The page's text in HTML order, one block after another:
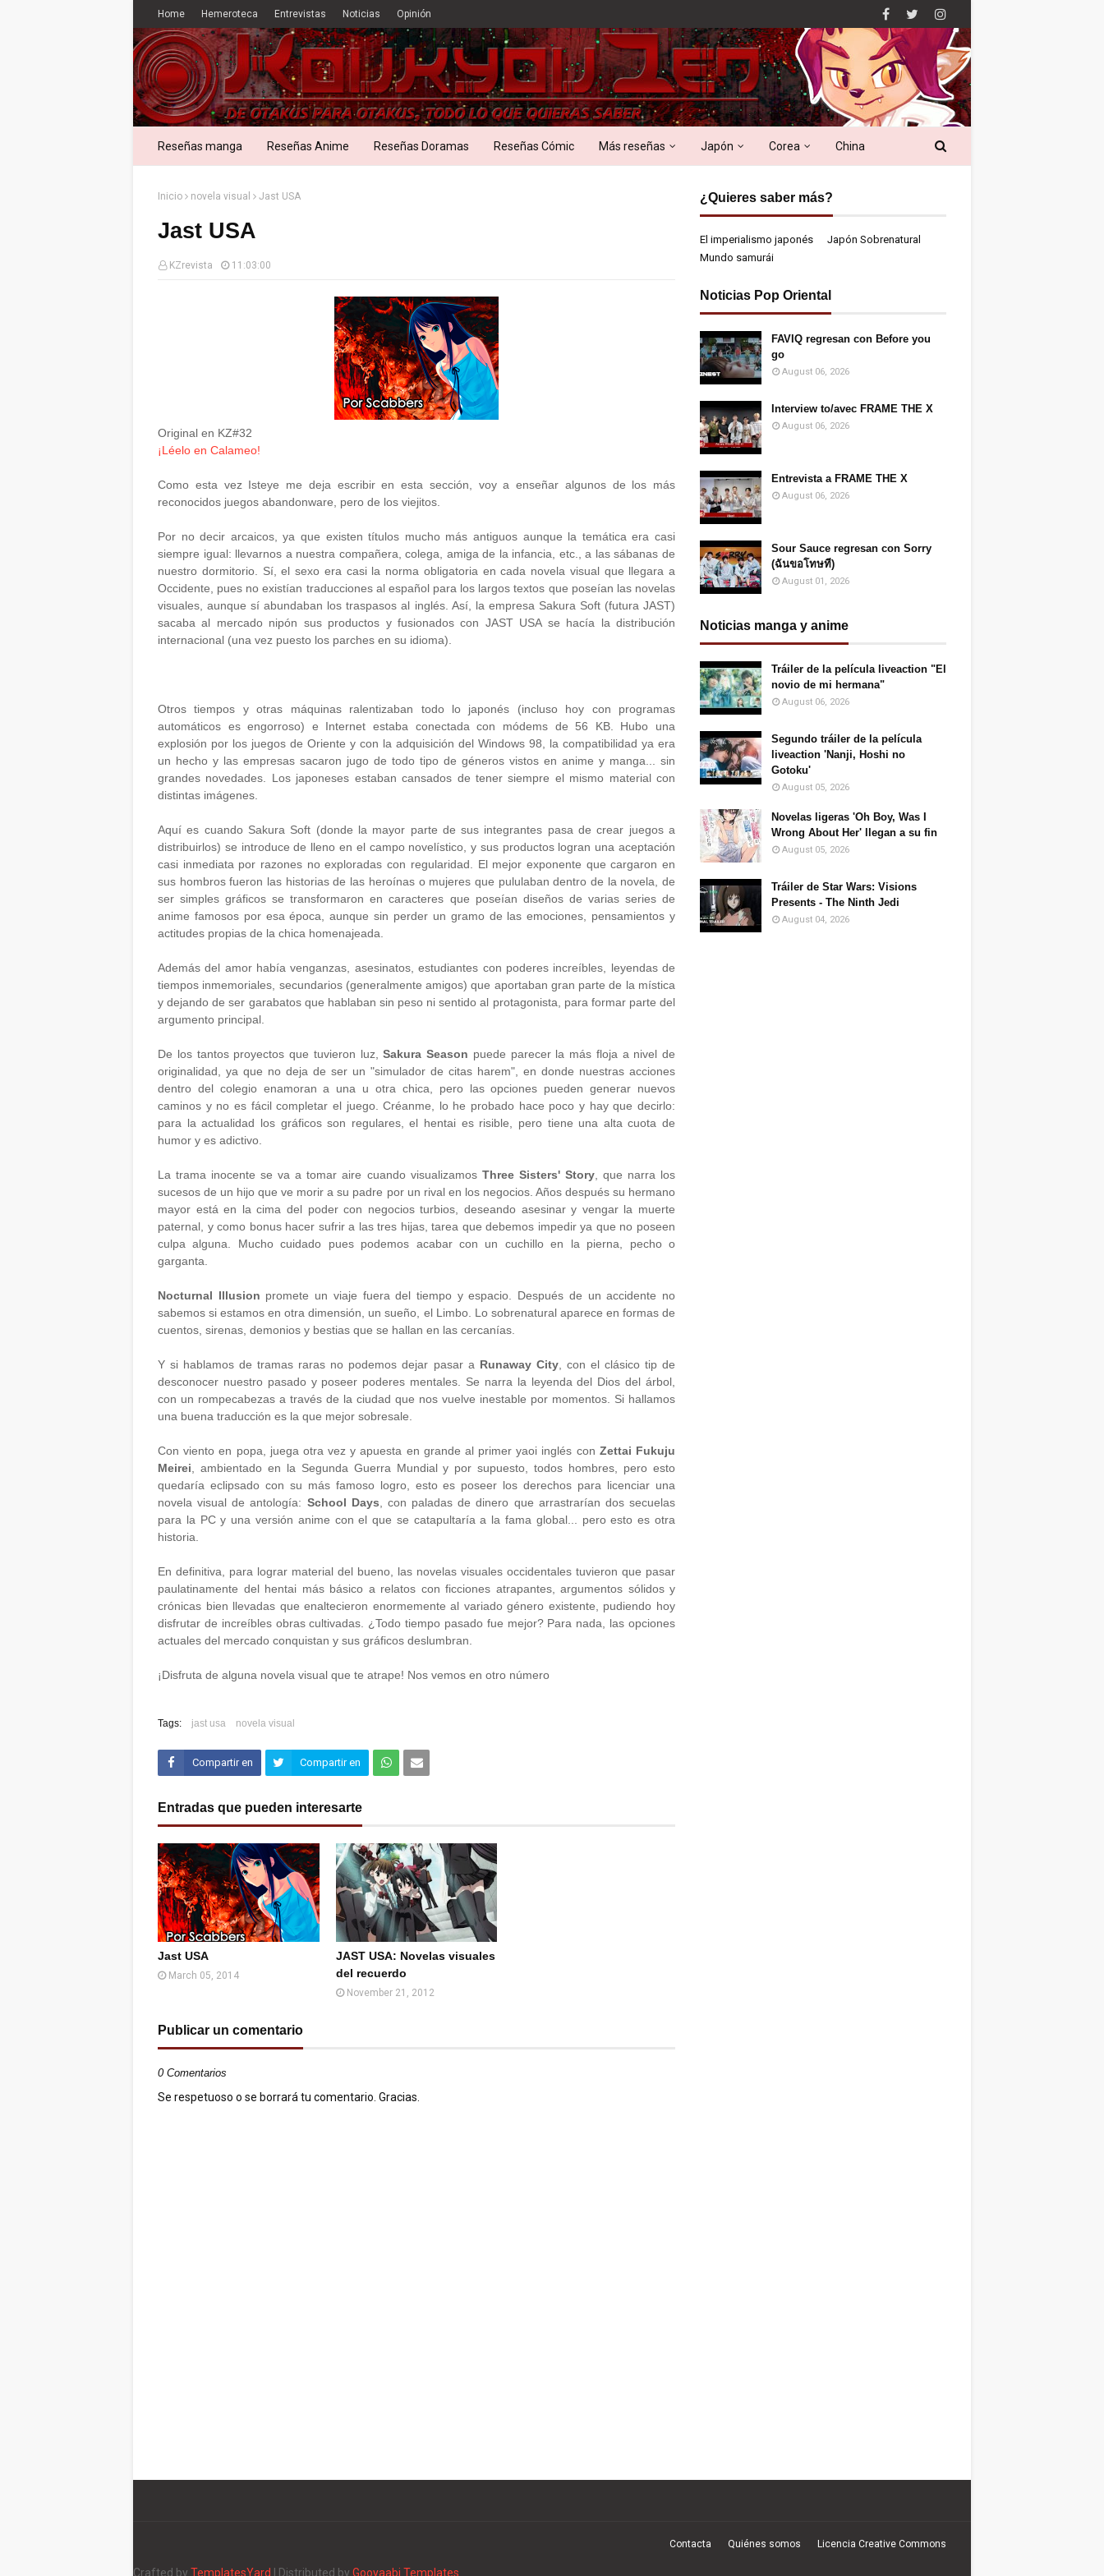
Home Hemeroteca Entrevistas Noticias Opinión
Reseñas manga Reseñas Anime Reseñas Doramas Reseñas Cómic Más reseñas Japón Corea China
Inicio novela visual Jast USA
Jast USA
KZrevista 11:03:00
Original en KZ#32
¡Léelo en Calameo!
Como esta vez Isteye me deja escribir en esta sección, voy a enseñar algunos de los más
reconocidos juegos abandonware, pero de los viejitos.
Por no decir arcaicos, ya que existen títulos mucho más antiguos aunque la temática era casi
siempre igual: llevarnos a nuestra compañera, colega, amiga de la infancia, etc., a las sábanas de
nuestro dormitorio. Sí, el sexo era casi la norma obligatoria en cada novela visual que llegara a
Occidente, pues no existían traducciones al español para los largos textos que poseían las novelas
visuales, aunque sí abundaban los traspasos al inglés. Así, la empresa Sakura Soft (futura JAST)
sacaba al mercado nipón sus productos y fusionados con JAST USA se hacía la distribución
internacional (una vez puesto los parches en su idioma).
Otros tiempos y otras máquinas ralentizaban todo lo japonés (incluso hoy con programas
automáticos es engorroso) e Internet estaba conectada con módems de 56 KB. Hubo una
explosión por los juegos de Oriente y con la adquisición del Windows 98, la compatibilidad ya era
un hecho y las empresas sacaron jugo de todo tipo de géneros vistos en anime y manga... sin
grandes novedades. Los japoneses estaban cansados de tener siempre el mismo material con
distintas imágenes.
Aquí es cuando Sakura Soft (donde la mayor parte de sus integrantes pasa de crear juegos a
distribuirlos) se introduce de lleno en el campo novelístico, y sus productos logran una aceptación
casi inmediata por razones no exploradas con regularidad. El mejor exponente que cargaron en
sus hombros fueron las historias de las heroínas o mujeres que pululaban dentro de la novela, de
ser simples gráficos se transformaron en caracteres que poseían diseños de varias series de
anime famosos por esa época, aunque sin perder un gramo de las emociones, pensamientos y
actitudes propias de la chica homenajeada.
Además del amor había venganzas, asesinatos, estudiantes con poderes increíbles, leyendas de
tiempos inmemoriales, secundarios (generalmente amigos) que aportaban gran parte de la mística
y dejando de ser garabatos que hablaban sin peso ni sentido al protagonista, para formar parte del
argumento principal.
De los tantos proyectos que tuvieron luz,Sakura Season puede parecer la más floja a nivel de
originalidad, ya que no deja de ser un "simulador de citas harem", en donde nuestras acciones
dentro del colegio enamoran a una u otra chica, pero las opciones pueden generar nuevos
caminos y no es fácil completar el juego. Créanme, lo he probado hace poco y hay que decirlo:
para la actualidad los gráficos son regulares, el hentai es risible, pero tiene una alta cuota de
humor y es adictivo.
La trama inocente se va a tomar aire cuando visualizamos Three Sisters' Story, que narra los
sucesos de un hijo que ve morir a su padre por un rival en los negocios. Años después su hermano
mayor está en la cima del poder con negocios turbios, deseando asesinar y vengar la muerte
paternal, y como bonus hacer sufrir a las tres hijas, tarea que debemos impedir ya que no poseen
culpa alguna. Mucho cuidado pues podemos acabar con un cuchillo en la pierna, pecho o
garganta.
Nocturnal Illusion promete un viaje fuera del tiempo y espacio. Después de un accidente no
sabemos si estamos en otra dimensión, un sueño, el Limbo. Lo sobrenatural aparece en formas de
cuentos, sirenas, demonios y bestias que se hallan en las cercanías.
Y si hablamos de tramas raras no podemos dejar pasar a Runaway City, con el clásico tip de
desconocer nuestro pasado y poseer poderes mentales. Se narra la leyenda del Dios del árbol,
con un rompecabezas a través de la ciudad que nos vuelve inestable por momentos. Si hallamos
una buena traducción es la que mejor sobresale.
Con viento en popa, juega otra vez y apuesta en grande al primer yaoi inglés con Zettai Fukuju
Meirei , ambientado en la Segunda Guerra Mundial y por supuesto, todos hombres, pero esto
quedaría eclipsado con su más famoso logro, esto es poseer los derechos para licenciar una
novela visual de antología: School Days , con paladas de dinero que arrastrarían dos secuelas
para la PC y una versión anime con el que se catapultaría a la fama global... pero esto es otra
historia.
En definitiva, para lograr material del bueno, las novelas visuales occidentales tuvieron que pasar
paulatinamente del hentai más básico a relatos con ficciones atrapantes, argumentos sólidos y
crónicas bien llevadas que enaltecieron enormemente al variado género existente, pudiendo hoy
disfrutar de increíbles obras cultivadas. ¿Todo tiempo pasado fue mejor? Para nada, las opciones
actuales del mercado conquistan y sus gráficos deslumbran.
¡Disfruta de alguna novela visual que te atrape! Nos vemos en otro número
Tags: jast usa novela visual
Compartir en Compartir en
en
What
sApp
(Web
por
Email
Entradas que pueden interesarte
Jast USA
March 05, 2014
JAST USA: Novelas visuales
del recuerdo
November 21, 2012
Publicar un comentario
0 Comentarios
Se respetuoso o se borrará tu comentario. Gracias.
¿Quieres saber más?
El imperialismo japonés
Japón Sobrenatural
Mundo samurái
Noticias Pop Oriental
FAVIQ regresan con Before you
go
August 06, 2026
Interview to/avec FRAME THE X
August 06, 2026
Entrevista a FRAME THE X
August 06, 2026
Sour Sauce regresan con Sorry
(ฉันขอโทษที)
August 01, 2026
Noticias manga y anime
Tráiler de la película liveaction "El
novio de mi hermana"
August 06, 2026
Segundo tráiler de la película
liveaction 'Nanji, Hoshi no
Gotoku'
August 05, 2026
Novelas ligeras 'Oh Boy, Was I
Wrong About Her' llegan a su fin
August 05, 2026
Tráiler de Star Wars: Visions
Presents - The Ninth Jedi
August 04, 2026
Contacta Quiénes somos Licencia Creative Commons
Crafted by TemplatesYard | Distributed by Gooyaabi Templates